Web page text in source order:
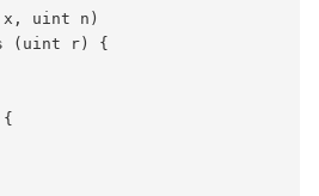
x, uint n)
(uint r) {